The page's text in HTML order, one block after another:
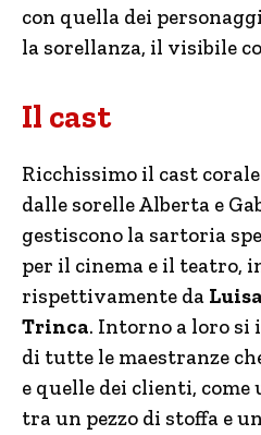
con quella dei
la sorellanza, il visibile
Il cast
Ricchissimo il cast
dalle sorelle Alberta e
gestiscono la sartoria
per il cinema e il teatro,
rispettivamente da
Trinca. Intorno a loro si
di tutte le maestranze
e quelle dei clienti, come
tra un pezzo di stoffa e